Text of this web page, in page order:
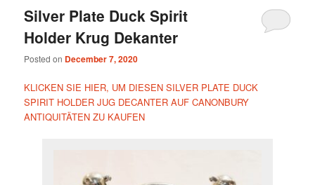
Silver Plate Duck Spirit
Holder Krug Dekanter
Posted on December 7, 2020
KLICKEN SIE HIER, UM DIESEN SILVER PLATE DUCK
SPIRIT HOLDER JUG DECANTER AUF CANONBURY
ANTIQUITÄTEN ZU KAUFEN